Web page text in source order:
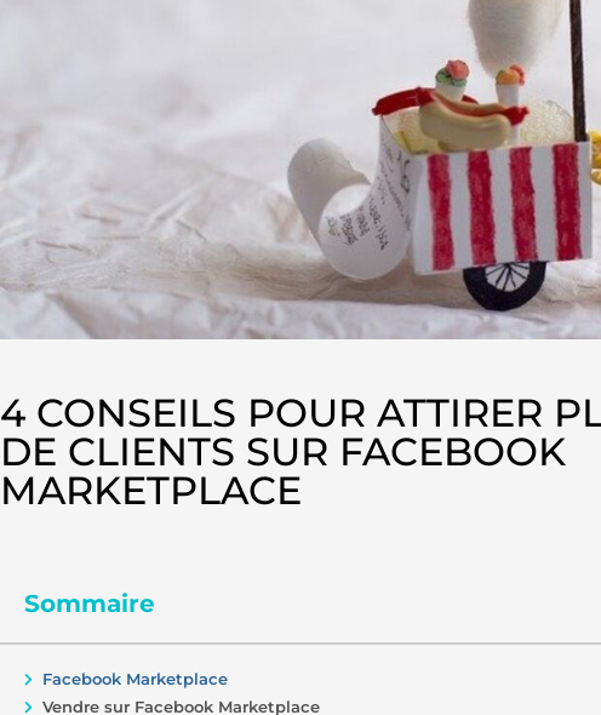
4 CONSEILS POUR ATTIRER
DE CLIENTS SUR FACEBOOK
MARKETPLACE
Sommaire
Facebook Marketplace
Vendre sur Facebook Marketplace